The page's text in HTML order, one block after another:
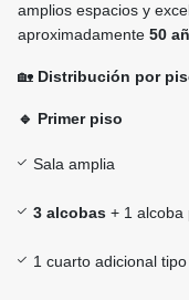
amplios espacios y
aproximadamente 50
🏡 Distribución por
🔹 Primer piso
Sala amplia
3 alcobas + 1 alcoba
1 cuarto adicional tipo